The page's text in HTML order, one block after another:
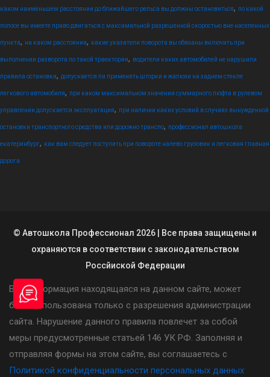
каком наименьшем расстоянии до ближайшего рельса вы должны остановиться, по какой
полосе вы имеете право двигаться с максимальной разрешенной скоростью вне населенных
пункта, на каком расстоянии, какие указатели поворота вы обязаны включить при
выполнении разворота по такой траектории, водители каких автомобилей не нарушили
правила остановки, допускается ли применять шторки и жалюзи на заднем стекле
легкового автомобиля, при каком максимальном значении суммарного люфта в рулевом
управлении допускается эксплуатация, при наличии каких условий в случаях вынужденной
остановки транспортного средства или дорожно транспо, профессионал автошкола
екатеринбург, как вам следует поступить при повороте налево грузовик и легковая главная
дорога
© Автошкола Профессионал 2026 | Все права защищены и
охраняются в соответствии с законодательством
Россйиской Федерации
Вся информация находящаяся на данном сайте, может
быть использована только с разрешения администрации
сайта. Нарушение данного правила повлечет за собой
меры предусмотренные статьей 146 УК РФ. Заполняя и
отправляя формы на этом сайте, вы соглашаетесь с
Политикой конфиденциальности персональных данных